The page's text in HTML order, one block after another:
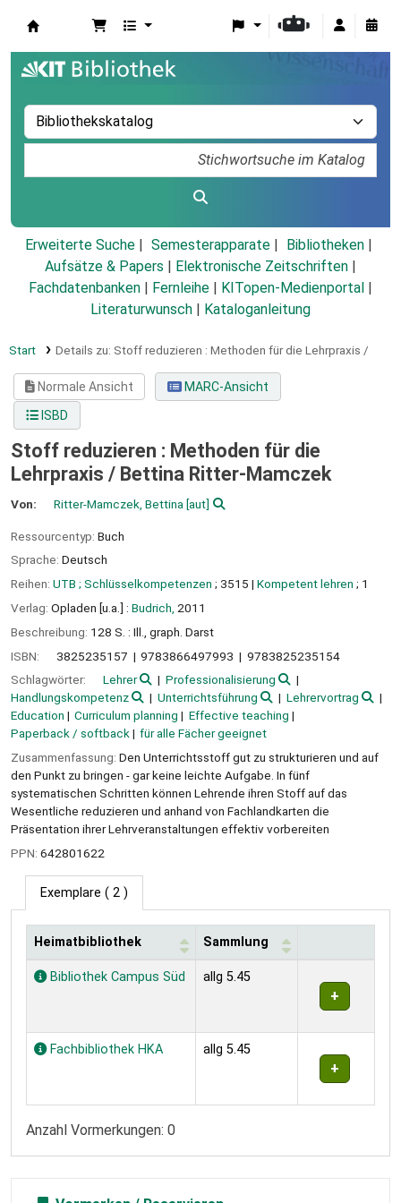
Erweiterte Suche Semesterapparate
Bibliotheken
Aufsätze & Papers
Elektronische Zeitschriften
Fachdatenbanken
Fernleihe KITopen-Medienportal
Literaturwunsch
Kataloganleitung
Start Details zu: Stoff reduzieren : Methoden für die Lehrpraxis /
Normale Ansicht
MARC-Ansicht
ISBD
Stoff reduzieren : Methoden für die
Lehrpraxis / Bettina Ritter-Mamczek
Von: Ritter-Mamczek, Bettina [aut]
Ressourcentyp: Buch
Sprache: Deutsch
Reihen: UTB ; Schlüsselkompetenzen ; 3515 | Kompetent lehren ; 1
Verlag: Opladen [u.a.] : Budrich, 2011
Beschreibung: 128 S. : Ill., graph. Darst
ISBN:
3825235157 9783866497993
9783825235154
Schlagwörter:
Lehrer
Professionalisierung
Handlungskompetenz
Unterrichtsführung
Lehrervortrag
Education
Curriculum planning
Effective teaching
Paperback / softback
für alle Fächer geeignet
Zusammenfassung: Den Unterrichtsstoff gut zu strukturieren und auf
den Punkt zu bringen - gar keine leichte Aufgabe. In fünf
systematischen Schritten können Lehrende ihren Stoff auf das
Wesentliche reduzieren und anhand von Fachlandkarten die
Präsentation ihrer Lehrveranstaltungen effektiv vorbereiten
PPN: 642801622
Exemplare ( 2 )
Exemplare
Heimatbibliothek Sammlung
Bibliothek Campus Süd allg 5.45
Fachbibliothek HKA allg 5.45
Anzahl Vormerkungen: 0